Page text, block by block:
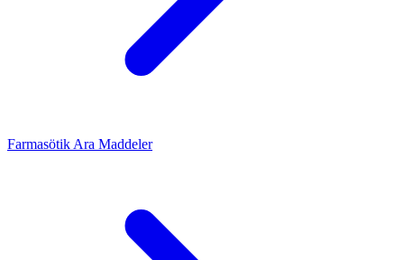
Farmasötik Ara Maddeler